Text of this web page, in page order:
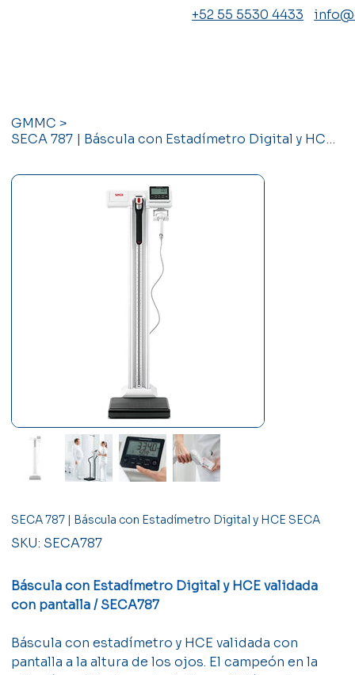
+52 55 5530 4433
GMMC >
SECA 787 | Báscula con Estadímetro Digital y HCE SECA
SECA 787 | Báscula con Estadímetro Digital y HCE SECA
SKU:
SKU
SECA787
SECA787
Báscula con Estadímetro Digital y HCE validada
con pantalla / SECA787
Báscula con estadímetro y HCE validada con
pantalla a la altura de los ojos. El campeón en la